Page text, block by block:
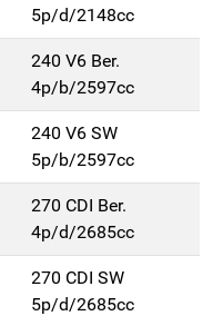
5p/d/2148cc
240 V6 Ber.
4p/b/2597cc
240 V6 SW
5p/b/2597cc
270 CDI Ber.
4p/d/2685cc
270 CDI SW
5p/d/2685cc